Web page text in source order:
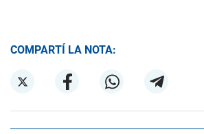
COMPARTÍ LA NOTA: